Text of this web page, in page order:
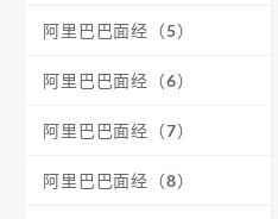
阿里巴巴面经（5）
阿里巴巴面经（6）
阿里巴巴面经（7）
阿里巴巴面经（8）